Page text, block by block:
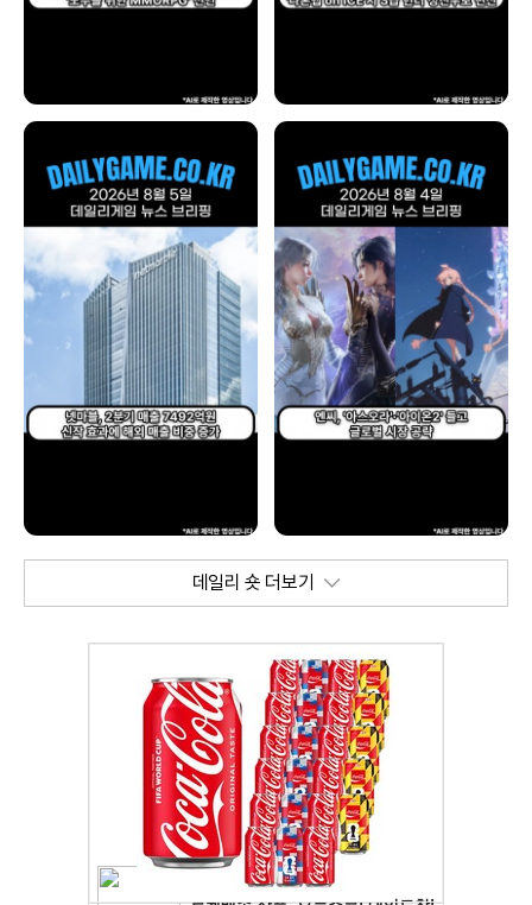
데일리 숏 더보기